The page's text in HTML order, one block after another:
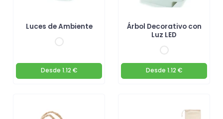
Luces de Ambiente
Desde 1.12 €
Árbol Decorativo con
Luz LED
Desde 1.12 €